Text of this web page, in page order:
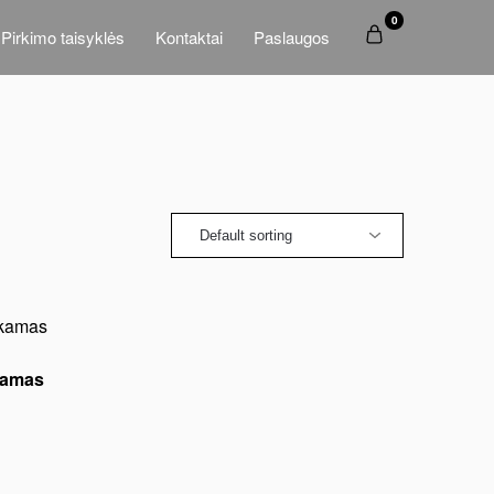
Pirkimo taisyklės Kontaktai Paslaugos
0